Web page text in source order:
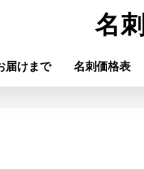
名
届けまで 名刺価格表